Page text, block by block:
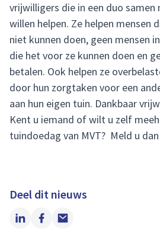
vrijwilligers die in een duo samen
willen helpen. Ze helpen mensen
niet kunnen doen, geen mensen
die het voor ze kunnen doen en
betalen. Ook helpen ze
door hun zorgtaken voor een
aan hun eigen tuin. Dankbaar
Kent u iemand of wilt u zelf
tuindoedag van MVT? Meld u
Deel dit nieuws
LinkedIn
Facebook
Email